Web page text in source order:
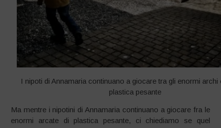
I nipoti di Annamaria continuano a giocare tra gli enormi archi
plastica pesante
Ma mentre i nipotini di Annamaria continuano a giocare fra le
enormi arcate di plastica pesante, ci chiediamo se quel